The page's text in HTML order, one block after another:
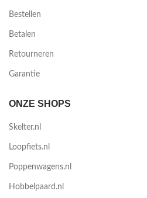
Bestellen
Betalen
Retourneren
Garantie
ONZE SHOPS
Skelter.nl
Loopfiets.nl
Poppenwagens.nl
Hobbelpaard.nl